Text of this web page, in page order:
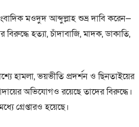
মওদুদ আব্দুল্লাহ শুভ্র দাবি করেন—
হত্যা, চাঁদাবাজি, মাদক, ডাকাতি,
হামলা, ভয়ভীতি প্রদর্শন ও ছিনতাইয়ের
অভিযোগও রয়েছে তাদের বিরুদ্ধে।
গ্রেপ্তারও হয়েছে।